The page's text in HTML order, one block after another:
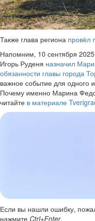
Также глава региона провёл
Напомним, 10 сентября 2025
Игорь Руденя назначил
обязанности главы города
важное событие для одного
Почему именно Марина
читайте в материале
Если вы нашли ошибку,
нажмите Ctrl+Enter.